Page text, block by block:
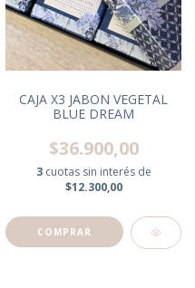
CAJA X3 JABON VEGETAL
BLUE DREAM
$36.900,00
3 cuotas sin interés de
$12.300,00